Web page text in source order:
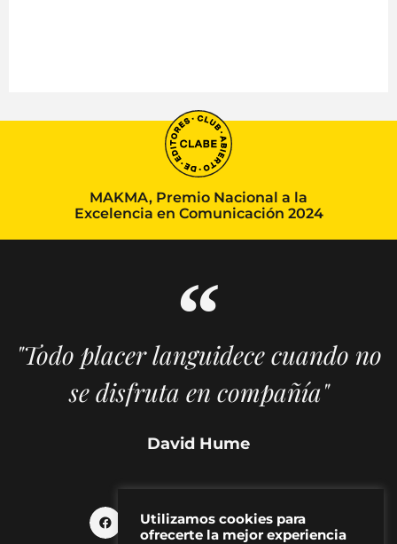
MAKMA, Premio Nacional a la
Excelencia en Comunicación 2024
"Todo placer languidece cuando no
se disfruta en compañía"
David Hume
Utilizamos cookies para
ofrecerte la mejor experiencia